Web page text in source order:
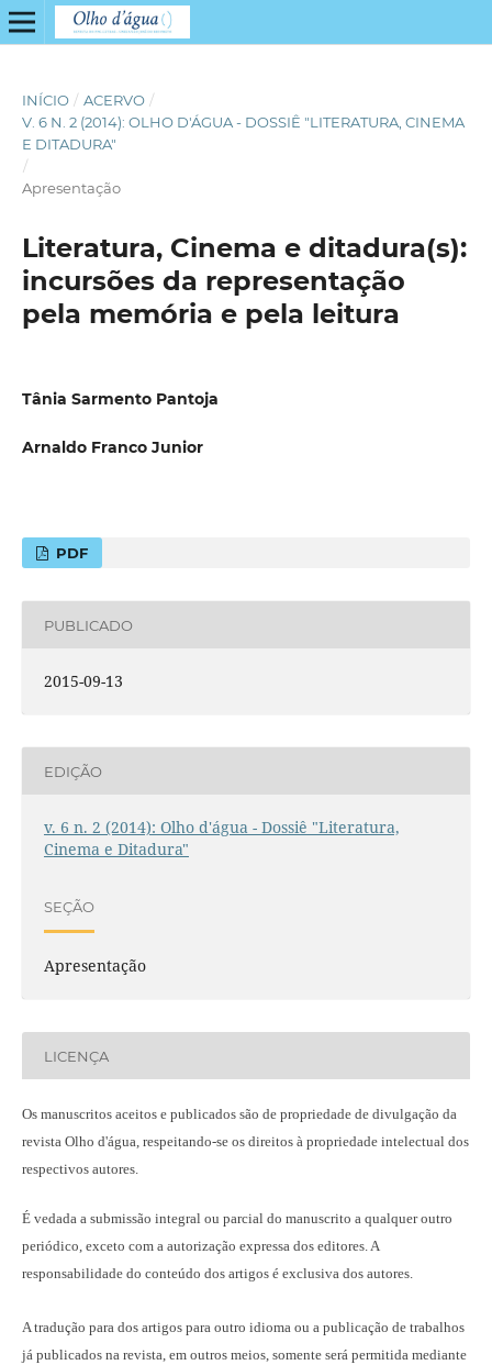
INÍCIO / ACERVO /
V. 6 N. 2 (2014): OLHO D'ÁGUA - DOSSIÊ "LITERATURA, CINEMA
E DITADURA"
/
Apresentação
Literatura, Cinema e ditadura(s):
incursões da representação
pela memória e pela leitura
Tânia Sarmento Pantoja
Arnaldo Franco Junior
PDF
PUBLICADO
2015-09-13
EDIÇÃO
v. 6 n. 2 (2014): Olho d'água - Dossiê "Literatura,
Cinema e Ditadura"
SEÇÃO
Apresentação
LICENÇA
Os manuscritos aceitos e publicados são de propriedade de divulgação da
revista Olho d'água, respeitando-se os direitos à propriedade intelectual dos
respectivos autores.
É vedada a submissão integral ou parcial do manuscrito a qualquer outro
periódico, exceto com a autorização expressa dos editores. A
responsabilidade do conteúdo dos artigos é exclusiva dos autores.
A tradução para dos artigos para outro idioma ou a publicação de trabalhos
já publicados na revista, em outros meios, somente será permitida mediante